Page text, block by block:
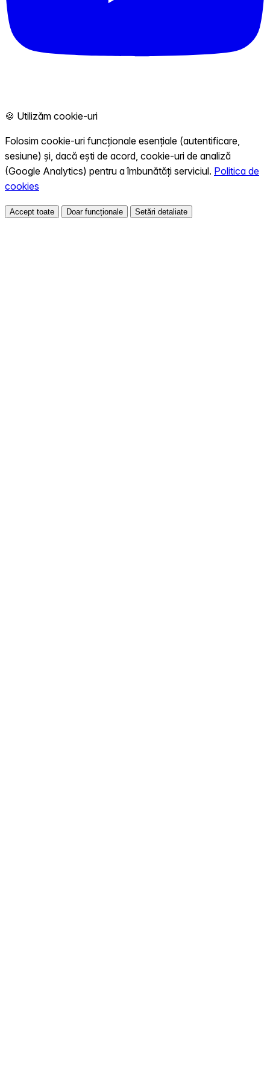
🍪 Utilizăm cookie-uri
Folosim cookie-uri funcționale esențiale (autentificare,
sesiune) și, dacă ești de acord, cookie-uri de analiză
(Google Analytics) pentru a îmbunătăți serviciul. Politica de
cookies
Accept toate Doar funcționale Setări detaliate